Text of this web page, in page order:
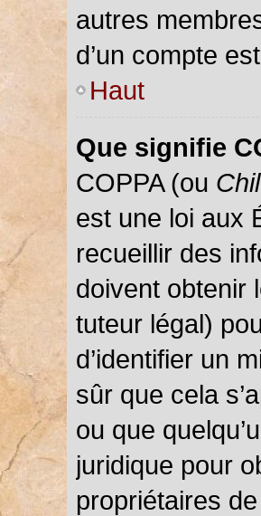
autres
d’un compte
Haut
Que signifie
COPPA (ou
est une loi aux
recueillir des
doivent obtenir
tuteur légal)
d’identifier un
sûr que cela
ou que
juridique pour
propriétaires